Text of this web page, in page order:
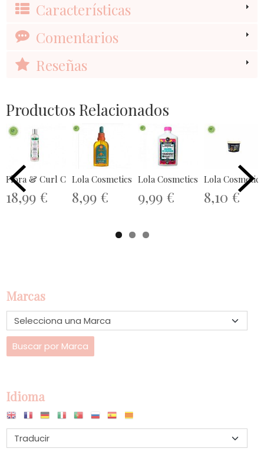
Marcas
Idioma
Características
Comentarios
Reseñas
Productos Relacionados
Flora & Curl Cream Shampoo 300ml
18,99 €
Lola Cosmetics Óleo de Cenoura &...
8,99 €
Lola Cosmetics Shampoo de
9,99 €
Lola
8,10 €